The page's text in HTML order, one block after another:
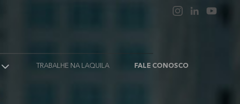
TRABALHE NA LAQUILA FALE CONOSCO